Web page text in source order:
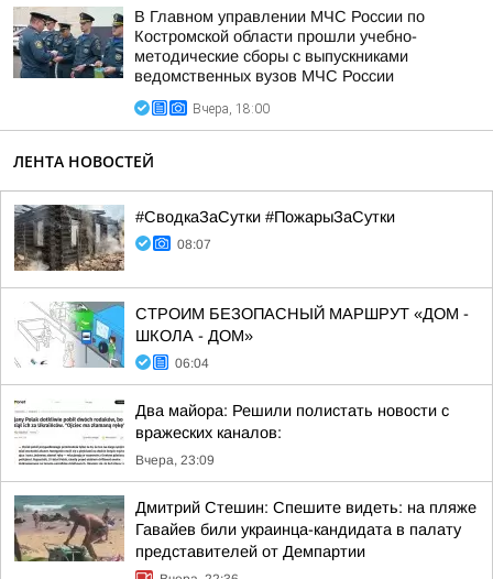
В Главном управлении МЧС России по
Костромской области прошли учебно-
методические сборы с выпускниками
ведомственных вузов МЧС России
Вчера, 18:00
ЛЕНТА НОВОСТЕЙ
#СводкаЗаСутки #ПожарыЗаСутки
08:07
СТРОИМ БЕЗОПАСНЫЙ МАРШРУТ «ДОМ -
ШКОЛА - ДОМ»
06:04
Два майора: Решили полистать новости с
вражеских каналов:
Вчера, 23:09
Дмитрий Стешин: Спешите видеть: на пляже
Гавайев били украинца-кандидата в палату
представителей от Демпартии